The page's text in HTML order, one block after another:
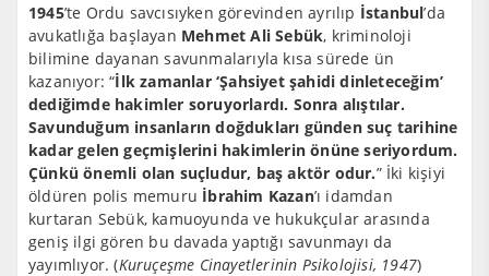
1945’te Ordu savcısıyken görevinden ayrılıp İstanbul’da
avukatlığa başlayan Mehmet Ali Sebük, kriminoloji
bilimine dayanan savunmalarıyla kısa sürede ün
kazanıyor: “İlk zamanlar ‘Şahsiyet şahidi dinleteceğim’
dediğimde hakimler soruyorlardı. Sonra alıştılar.
Savunduğum insanların doğdukları günden suç tarihine
kadar gelen geçmişlerini hakimlerin önüne seriyordum.
Çünkü önemli olan suçludur, baş aktör odur.” İki kişiyi
öldüren polis memuru İbrahim Kazan’ı idamdan
kurtaran Sebük, kamuoyunda ve hukukçular arasında
geniş ilgi gören bu davada yaptığı savunmayı da
yayımlıyor. (Kuruçeşme Cinayetlerinin Psikolojisi, 1947)